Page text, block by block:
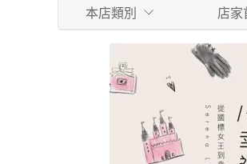
本店類別 店家